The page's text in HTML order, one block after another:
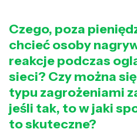
Czego, poza
chcieć osoby
reakcje podczas
sieci? Czy można
typu zagrożeniami
jeśli tak, to w jaki
to skuteczne?